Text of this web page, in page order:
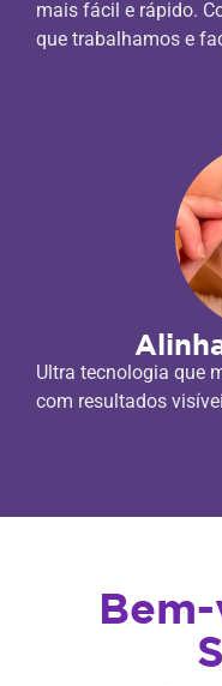
mais fácil e rápido.
que trabalhamos e
Ultra tecnologia que
com resultados